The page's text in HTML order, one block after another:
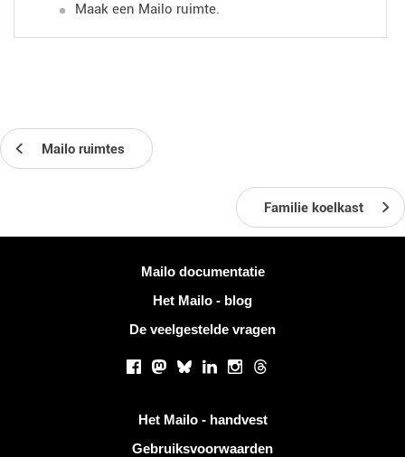
Maak een Mailo ruimte.
Mailo ruimtes
Familie koelkast
Mailo documentatie
Het Mailo - blog
De veelgestelde vragen
Facebook
Mastodon
BlueskyLinkedInInstagram
Threads
Het Mailo - handvest
Gebruiksvoorwaarden